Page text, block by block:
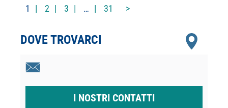
1 2 3 … 31 >
DOVE TROVARCI
I NOSTRI CONTATTI